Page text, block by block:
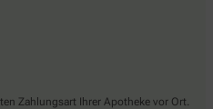
Zahlungsart Ihrer Apotheke vor Ort.